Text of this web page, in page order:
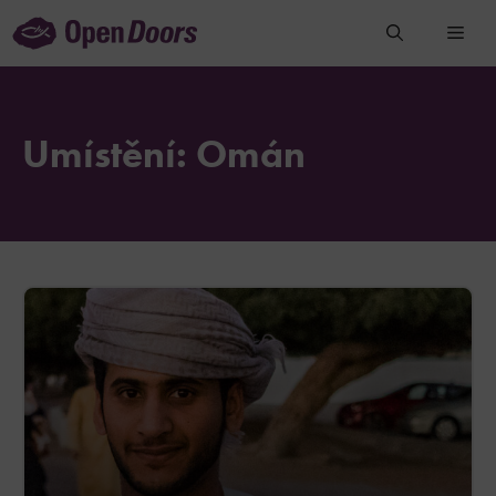
Přeskočit
na
Umístění: Omán